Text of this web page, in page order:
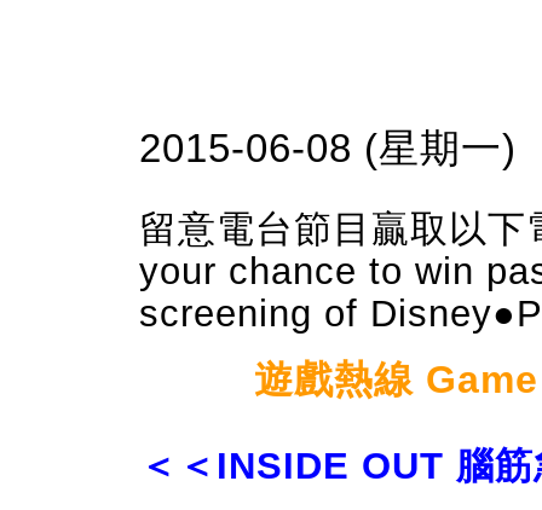
2015-06-08 (星期一)
留意電台節目贏取以
your chance to win
screening of
遊戲熱線
＜＜INSIDE OUT 腦